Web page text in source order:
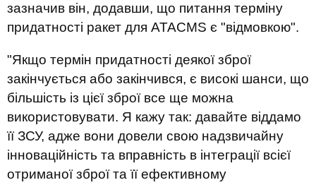
зазначив він, додавши, що питання терміну
придатності ракет для ATACMS є "відмовкою".
"Якщо термін придатності деякої зброї
закінчується або закінчився, є високі шанси, що
більшість із цієї зброї все ще можна
використовувати. Я кажу так: давайте віддамо
її ЗСУ, адже вони довели свою надзвичайну
інноваційність та вправність в інтеграції всієї
отриманої зброї та її ефективному